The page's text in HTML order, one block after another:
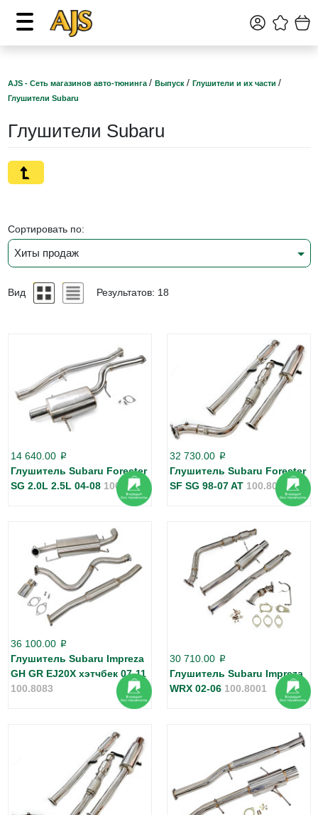
AJS - Сеть магазинов авто-тюнинга / Выпуск / Глушители и их части /
Глушители Subaru
Глушители Subaru
Сортировать по:
Хиты продаж
Вид Результатов: 18
14 640.00 p
Глушитель Subaru Forester
SG 2.0L 2.5L 04-08 100.8018
32 730.00 p
Глушитель Subaru Forester
SF SG 98-07 AT 100.8072
36 100.00 p
Глушитель Subaru Impreza
GH GR EJ20X хэтчбек 07-11
100.8083
30 710.00 p
Глушитель Subaru Impreza
WRX 02-06 100.8001